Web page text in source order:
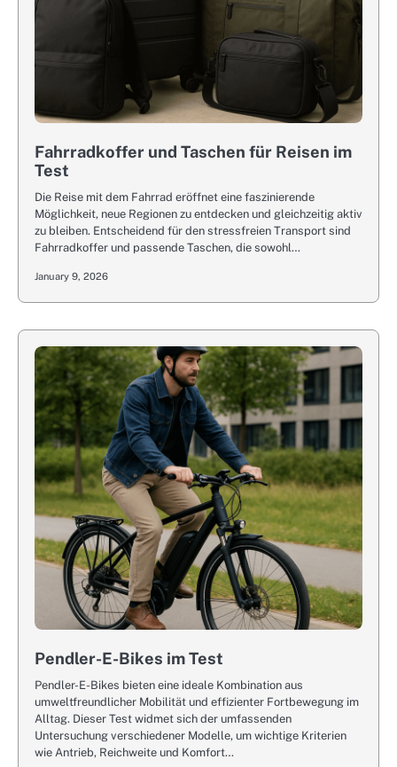
Fahrradkoffer und Taschen für Reisen im
Test
Die Reise mit dem Fahrrad eröffnet eine faszinierende
Möglichkeit, neue Regionen zu entdecken und gleichzeitig aktiv
zu bleiben. Entscheidend für den stressfreien Transport sind
Fahrradkoffer und passende Taschen, die sowohl…
January 9, 2026
Pendler-E-Bikes im Test
Pendler-E-Bikes bieten eine ideale Kombination aus
umweltfreundlicher Mobilität und effizienter Fortbewegung im
Alltag. Dieser Test widmet sich der umfassenden
Untersuchung verschiedener Modelle, um wichtige Kriterien
wie Antrieb, Reichweite und Komfort…